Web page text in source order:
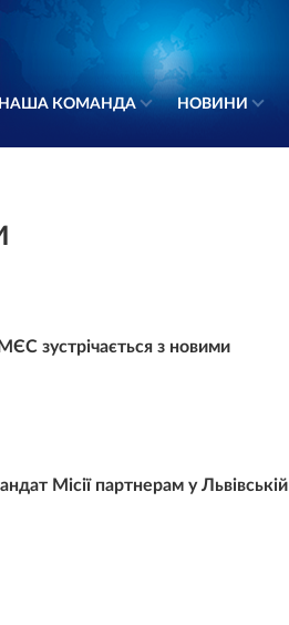
НАША КОМАНДА НОВИНИ
зустрічається з новими
Місії партнерам у Львівській